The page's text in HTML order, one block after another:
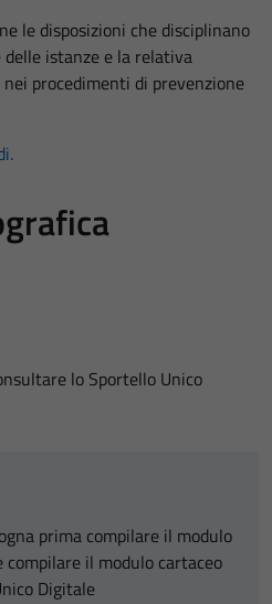
le disposizioni che disciplinano
istanze e la relativa
procedimenti di prevenzione
lo Sportello Unico
prima compilare il modulo
il modulo cartaceo
Digitale